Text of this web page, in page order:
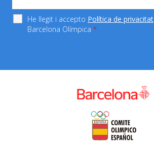
He llegit i accepto Política de privacitat
Barcelona Olímpica *